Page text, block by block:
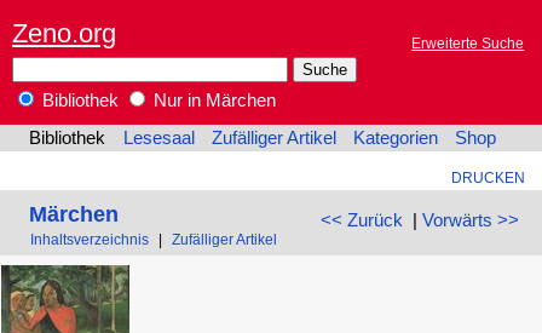
Zeno.org Erweiterte Suche
Bibliothek
Nur in Märchen
Bibliothek
Lesesaal Zufälliger Artikel Kategorien Shop
DRUCKEN
<< Zurück | Vorwärts >>
Märchen
Inhaltsverzeichnis Zufälliger Artikel